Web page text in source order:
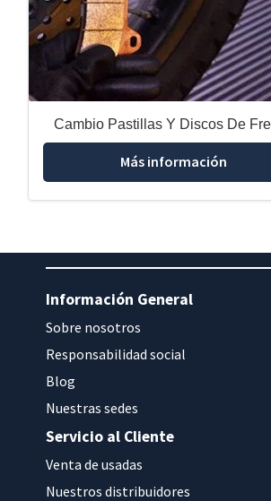
Cambio Pastillas Y Discos De
Más información
Información General
Sobre nosotros
Responsabilidad social
Blog
Nuestras sedes
Servicio al Cliente
Venta de usadas
Nuestros distribuidores